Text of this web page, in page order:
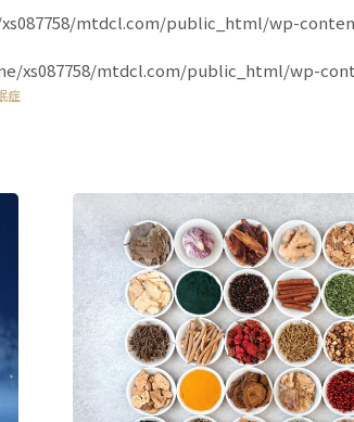
mtdcl.com/public_html/wp-
xs087758/mtdcl.com/public_html/wp-
症